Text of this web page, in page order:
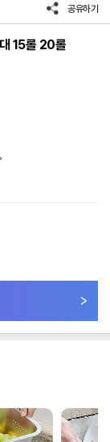
공유하기
15롤 20롤